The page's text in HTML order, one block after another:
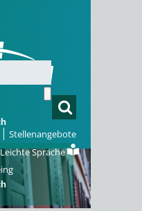
Stellenangebote
Leichte Sprache